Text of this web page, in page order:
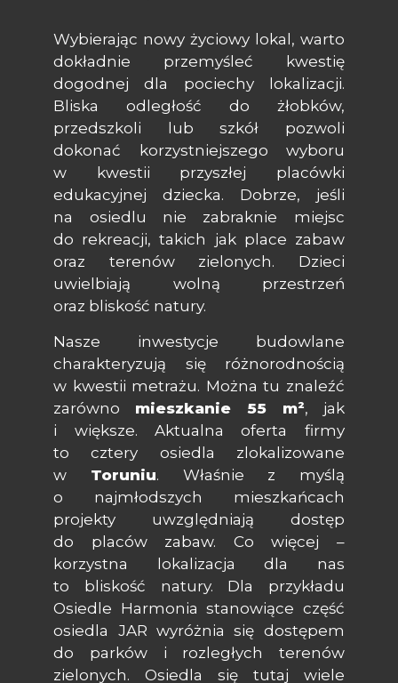
Wybierając nowy życiowy lokal, warto
dokładnie przemyśleć kwestię
dogodnej dla pociechy lokalizacji.
Bliska odległość do żłobków,
przedszkoli lub szkół pozwoli
dokonać korzystniejszego wyboru
w kwestii przyszłej placówki
edukacyjnej dziecka. Dobrze, jeśli
na osiedlu nie zabraknie miejsc
do rekreacji, takich jak place zabaw
oraz terenów zielonych. Dzieci
uwielbiają wolną przestrzeń
oraz bliskość natury.
Nasze inwestycje budowlane
charakteryzują się różnorodnością
w kwestii metrażu. Można tu znaleźć
zarówno mieszkanie 55 m², jak
i większe. Aktualna oferta firmy
to cztery osiedla zlokalizowane
w Toruniu. Właśnie z myślą
o najmłodszych mieszkańcach
projekty uwzględniają dostęp
do placów zabaw. Co więcej –
korzystna lokalizacja dla nas
to bliskość natury. Dla przykładu
Osiedle Harmonia stanowiące część
osiedla JAR wyróżnia się dostępem
do parków i rozległych terenów
zielonych. Osiedla się tutaj wiele